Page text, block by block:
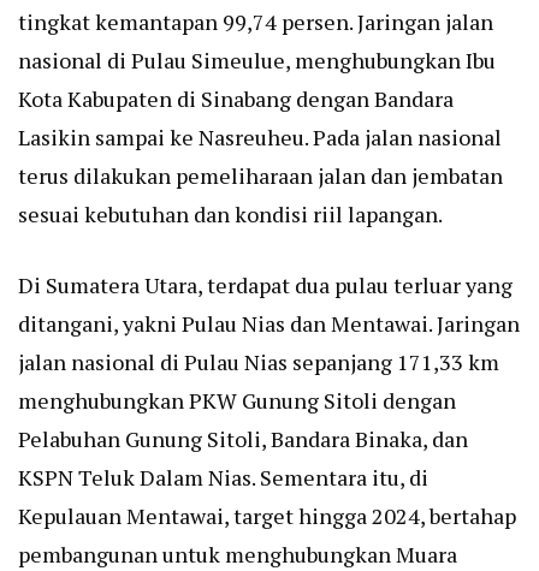
tingkat kemantapan 99,74 persen. Jaringan jalan
nasional di Pulau Simeulue, menghubungkan Ibu
Kota Kabupaten di Sinabang dengan Bandara
Lasikin sampai ke Nasreuheu. Pada jalan nasional
terus dilakukan pemeliharaan jalan dan jembatan
sesuai kebutuhan dan kondisi riil lapangan.
Di Sumatera Utara, terdapat dua pulau terluar yang
ditangani, yakni Pulau Nias dan Mentawai. Jaringan
jalan nasional di Pulau Nias sepanjang 171,33 km
menghubungkan PKW Gunung Sitoli dengan
Pelabuhan Gunung Sitoli, Bandara Binaka, dan
KSPN Teluk Dalam Nias. Sementara itu, di
Kepulauan Mentawai, target hingga 2024, bertahap
pembangunan untuk menghubungkan Muara